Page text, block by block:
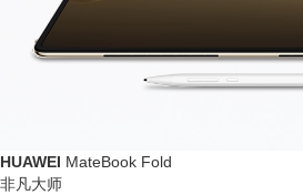
HUAWEI MateBook Fold
非凡大师